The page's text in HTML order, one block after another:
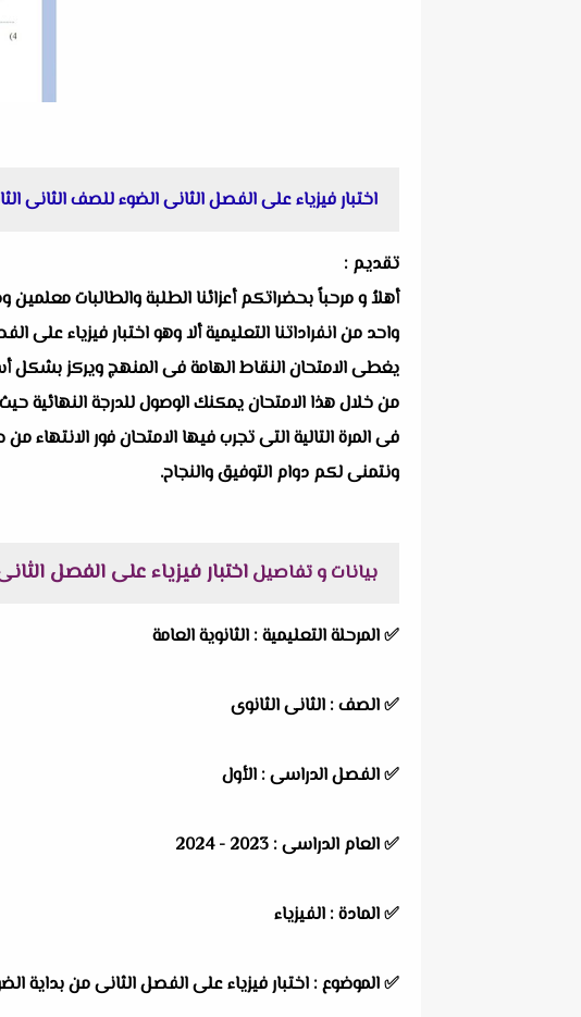
اختبار فيزياء على الفصل الثانى الضوء للصف الثانى الثانوى الترم الاول
تقديم :
أهلاُ و مرحباً بحضراتكم أعزائنا الطلبة والطالبات
يغطى الامتحان النقاط الهامة فى المنهج ويركز بشكل
من خلال هذا الامتحان يمكنك الوصول للدرجة النهائية
فى المرة التالية التى تجرب فيها الامتحان فور
ونتمنى لكم دوام التوفيق والنجاح.
بيانات و تفاصيلاختبار فيزياء على الفصل الثانى الضوء
✅المرحلة التعليمية : الثانوية العامة
✅الصف : الثانى الثانوى
✅الفصل الدراسى : الأول
✅العام الدراسى :
✅المادة : الفيزياء
✅الموضوع : اختبار فيزياء على الفصل الثانى من بداية